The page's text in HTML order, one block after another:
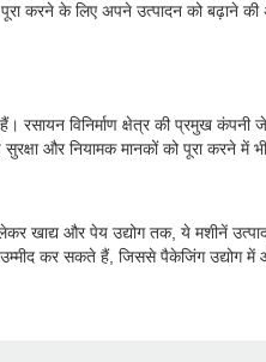
के लिए अपने उत्पादन को बढ़ाने की
हैं। रसायन विनिर्माण क्षेत्र की प्रमुख
और नियामक मानकों को पूरा करने में
लेकर खाद्य और पेय उद्योग तक, ये मशीनें
कर सकते हैं, जिससे पैकेजिंग उद्योग में